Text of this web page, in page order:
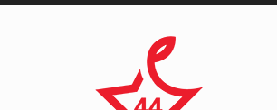
Aller au contenu principal